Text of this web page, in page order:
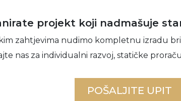
projekt koji nadmašuje
zahtjevima nudimo kompletnu izradu
nas za individualni razvoj, statičke
POŠALJITE UPIT